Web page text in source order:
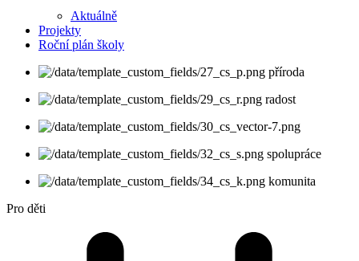
Aktuálně
Projekty
Roční plán školy
příroda
radost
spolupráce
komunita
Pro děti